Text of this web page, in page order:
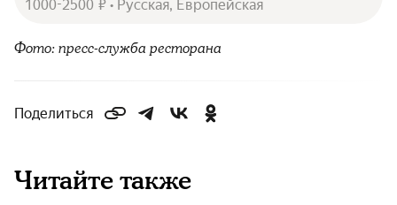
1000-2500 ₽ • Русская, Европейская
Фото: пресс-служба ресторана
Поделиться
Читайте также